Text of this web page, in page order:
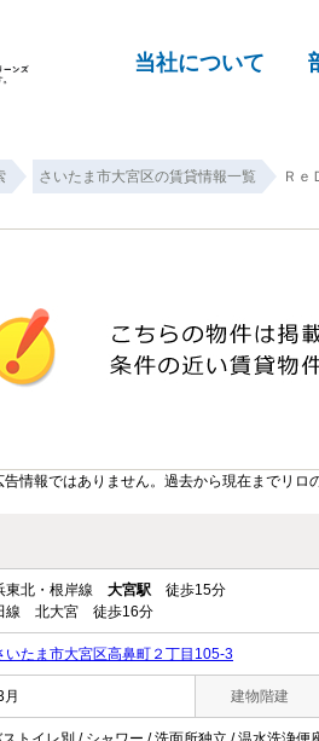
当社について
さいたま市大宮区の賃貸情報一覧 Ｒｅ
情報ではありません。過去から現在までリ
東北・根岸線 大宮駅 徒歩15分
線 北大宮 徒歩16分
いたま市大宮区高鼻町２丁目105-3
建物階建